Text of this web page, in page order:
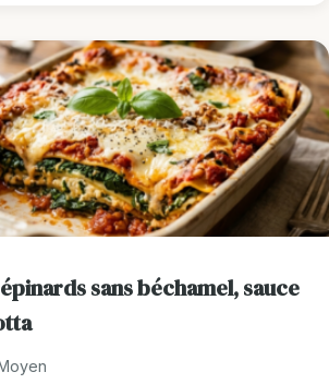
sans béchamel, sauce